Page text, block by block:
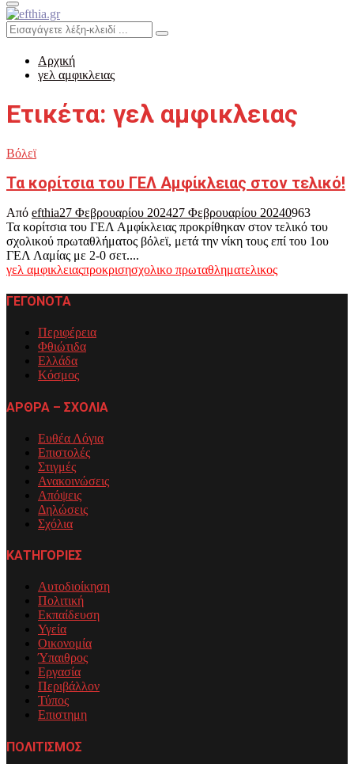
Primary
Menu
Search
for:
Search
Αρχική
γελ αμφικλειας
Ετικέτα: γελ αμφικλειας
Βόλεϊ
Τα κορίτσια του ΓΕΛ Αμφίκλειας στον τελικό!
Από efthia27 Φεβρουαρίου 202427 Φεβρουαρίου 20240963
Τα κορίτσια του ΓΕΛ Αμφίκλειας προκρίθηκαν στον τελικό του
σχολικού πρωταθλήματος βόλεϊ, μετά την νίκη τους επί του 1ου
ΓΕΛ Λαμίας με 2-0 σετ....
γελ αμφικλειαςπροκρισησχολικο πρωταθληματελικος
ΓΕΓΟΝΟΤΑ
Περιφέρεια
Φθιώτιδα
Ελλάδα
Κόσμος
ΑΡΘΡΑ – ΣΧΟΛΙΑ
Ευθέα Λόγια
Επιστολές
Στιγμές
Ανακοινώσεις
Απόψεις
Δηλώσεις
Σχόλια
ΚΑΤΗΓΟΡΙΕΣ
Αυτοδιοίκηση
Πολιτική
Εκπαίδευση
Υγεία
Οικονομία
Ύπαιθρος
Εργασία
Περιβάλλον
Τύπος
Επιστημη
ΠΟΛΙΤΙΣΜΟΣ